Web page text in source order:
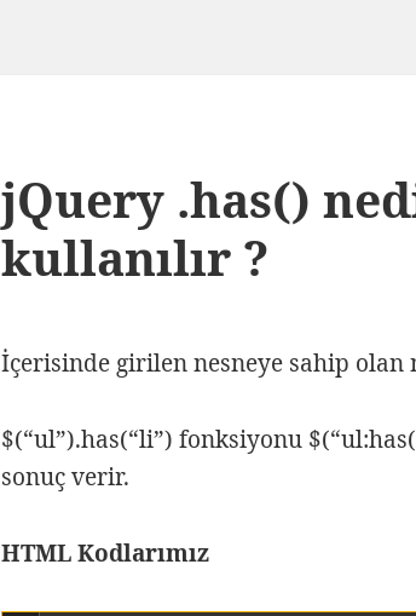
jQuery .has()
kullanılır ?
İçerisinde girilen nesneye sahip olan
$(“ul”).has(“li”) fonksiyonu
sonuç verir.
HTML Kodlarımız